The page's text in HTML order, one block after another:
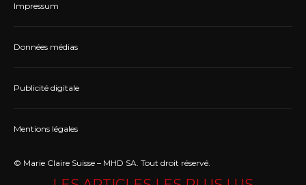
Impressum
Données médias
Publicité digitale
Mentions légales
© Marie Claire Suisse – MHD SA. Tout droit réservé.